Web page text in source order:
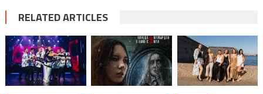
RELATED ARTICLES